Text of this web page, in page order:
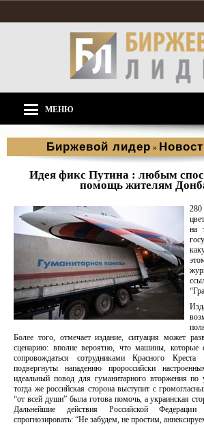
МЕНЮ
Биржевой лидер »
Идея фикс Путина : любым
помощь жителям
на
Более того, отмечает издание, ситуация может
сценарию: вполне вероятно, что машины, которые
сопровождаться сотрудниками Красного
подвергнуты нападению пророссийски
идеальный повод для гуманитарного вторжения
тогда же российская сторона выступит с
“от всей души” была готова помочь, а украинская
Дальнейшие действия Российской
спрогнозировать: “Не забудем, не простим,